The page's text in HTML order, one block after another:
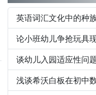
英语词汇文化中的种
论小班幼儿争抢玩具
谈幼儿入园适应性问
浅谈希沃白板在初中